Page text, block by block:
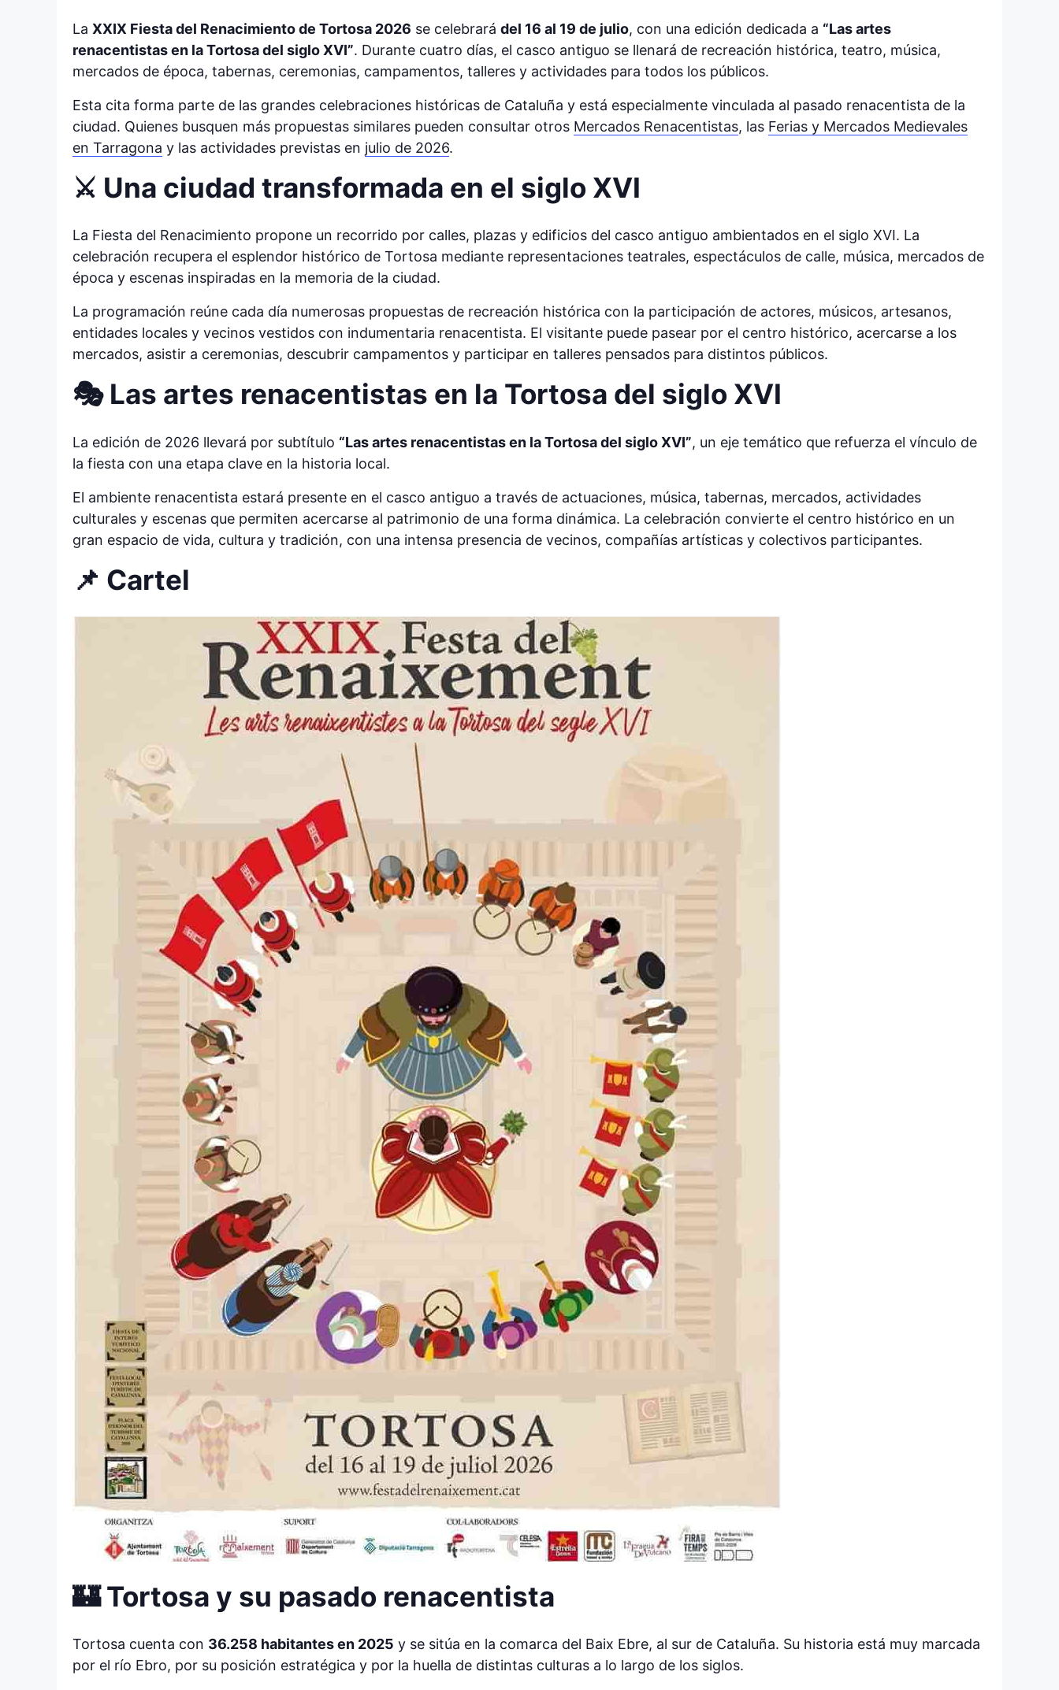
La XXIX Fiesta del Renacimiento de Tortosa 2026 se celebrará del 16 al 19 de julio, con una edición dedicada a “Las artes
renacentistas en la Tortosa del siglo XVI”. Durante cuatro días, el casco antiguo se llenará de recreación histórica, teatro, música,
mercados de época, tabernas, ceremonias, campamentos, talleres y actividades para todos los públicos.
Esta cita forma parte de las grandes celebraciones históricas de Cataluña y está especialmente vinculada al pasado renacentista de la
ciudad. Quienes busquen más propuestas similares pueden consultar otros Mercados Renacentistas, las Ferias y Mercados Medievales
en Tarragona y las actividades previstas en julio de 2026.
⚔️ Una ciudad transformada en el siglo XVI
La Fiesta del Renacimiento propone un recorrido por calles, plazas y edificios del casco antiguo ambientados en el siglo XVI. La
celebración recupera el esplendor histórico de Tortosa mediante representaciones teatrales, espectáculos de calle, música, mercados de
época y escenas inspiradas en la memoria de la ciudad.
La programación reúne cada día numerosas propuestas de recreación histórica con la participación de actores, músicos, artesanos,
entidades locales y vecinos vestidos con indumentaria renacentista. El visitante puede pasear por el centro histórico, acercarse a los
mercados, asistir a ceremonias, descubrir campamentos y participar en talleres pensados para distintos públicos.
🎭 Las artes renacentistas en la Tortosa del siglo XVI
La edición de 2026 llevará por subtítulo “Las artes renacentistas en la Tortosa del siglo XVI”, un eje temático que refuerza el vínculo de
la fiesta con una etapa clave en la historia local.
El ambiente renacentista estará presente en el casco antiguo a través de actuaciones, música, tabernas, mercados, actividades
culturales y escenas que permiten acercarse al patrimonio de una forma dinámica. La celebración convierte el centro histórico en un
gran espacio de vida, cultura y tradición, con una intensa presencia de vecinos, compañías artísticas y colectivos participantes.
📌 Cartel
🏰 Tortosa y su pasado renacentista
Tortosa cuenta con 36.258 habitantes en 2025 y se sitúa en la comarca del Baix Ebre, al sur de Cataluña. Su historia está muy marcada
por el río Ebro, por su posición estratégica y por la huella de distintas culturas a lo largo de los siglos.